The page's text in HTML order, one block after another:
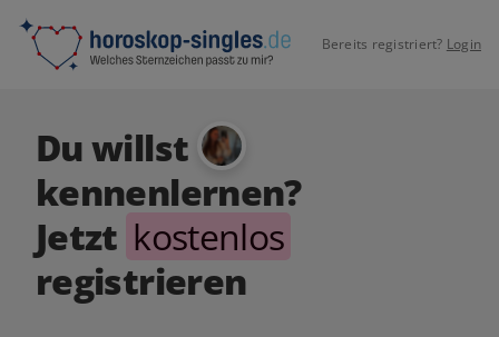
Bereits registriert? Login
Du willst
kennenlernen?
Jetzt kostenlos
registrieren